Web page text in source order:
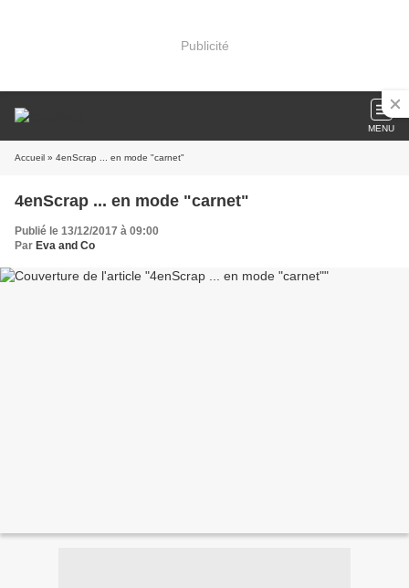
Publicité
MENU
Accueil » 4enScrap ... en mode "carnet"
4enScrap ... en mode "carnet"
Publié le 13/12/2017 à 09:00
Par Eva and Co